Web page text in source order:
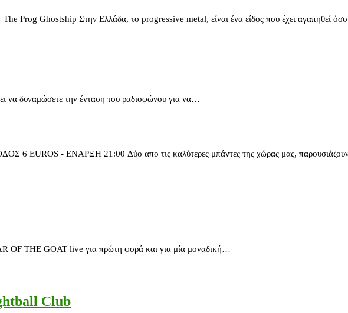
Ghostship Στην Ελλάδα, το progressive metal, είναι ένα είδος που έχει αγαπηθεί
να δυναμώσετε την ένταση του ραδιοφώνου για να…
- ΕΝΑΡΞΗ 21:00 Δύο απο τις καλύτερες μπάντες της χώρας μας, παρουσιάζουν
OF THE GOAT live για πρώτη φορά και για μία μοναδική…
Club